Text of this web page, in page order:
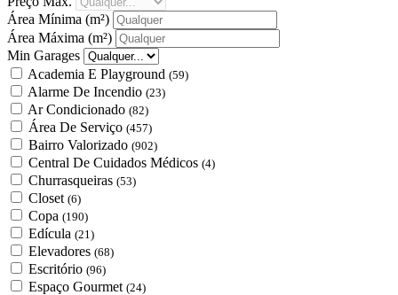
Área Mínima (m²)
Área Máxima (m²)
Min Garages
Academia E Playground (59)
Alarme De Incendio (23)
Ar Condicionado (82)
Área De Serviço (457)
Bairro Valorizado (902)
Central De Cuidados Médicos (4)
Churrasqueiras (53)
Closet (6)
Copa (190)
Edícula (21)
Elevadores (68)
Escritório (96)
Espaço Gourmet (24)